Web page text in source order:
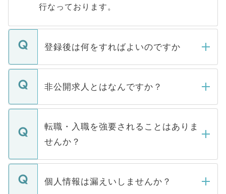
行なっております。
登録後は何をすればよいのですか
ご登録いただきましたら、弊社担当者がご
登録内容を確認し、その後メールもしくは
ます。通常、5営業日以内にはご連絡をせて
いただきますので、しばらくお待ちくださ
非公開求人とはなんですか？
マイナビDOCTORで取り扱っている求人の
うち約3割は、Webサイトからご覧いただ
けない「非公開求人」です。非公開求人は
下記の理由によって、一般には公開してい
ません。
■応募殺到を避けるため 人気のある医療機
転職・入職を強要されることはありま
せんか？
転職・入職を強要することは一切ありませ
ん。また、仮に応募先から内定をいただい
個人情報は漏えいしませんか？